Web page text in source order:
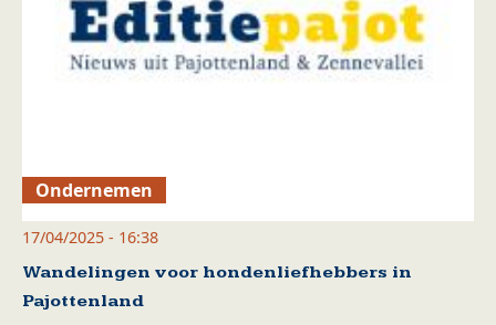
Ondernemen
17/04/2025 - 16:38
Wandelingen voor hondenliefhebbers in
Pajottenland